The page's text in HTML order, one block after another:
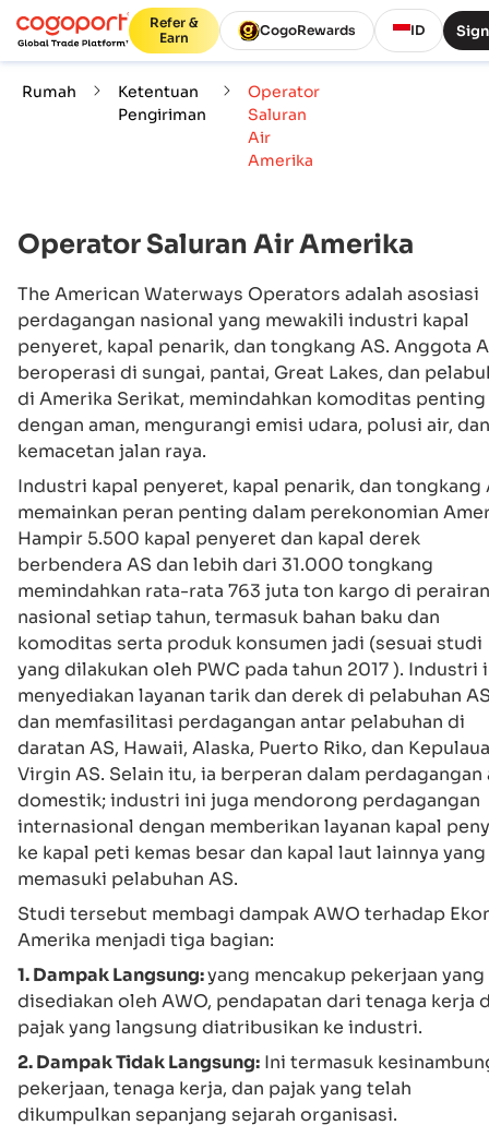
Refer &
Earn
CogoRewards ID
Rumah
Ketentuan
Pengiriman
Operator
Saluran
Air
Amerika
Operator Saluran Air Amerika
The American Waterways Operators adalah asosiasi
perdagangan nasional yang mewakili industri kapal
penyeret, kapal penarik, dan tongkang AS. Anggota
beroperasi di sungai, pantai, Great Lakes, dan
di Amerika Serikat, memindahkan komoditas penting
dengan aman, mengurangi emisi udara, polusi air, dan
kemacetan jalan raya.‍
Industri kapal penyeret, kapal penarik, dan tongkang
memainkan peran penting dalam perekonomian
Hampir 5.500 kapal penyeret dan kapal derek
berbendera AS dan lebih dari 31.000 tongkang
memindahkan rata-rata 763 juta ton kargo di perairan
nasional setiap tahun, termasuk bahan baku dan
komoditas serta produk konsumen jadi (sesuai studi
yang dilakukan oleh PWC pada tahun 2017 ). Industri
menyediakan layanan tarik dan derek di pelabuhan
dan memfasilitasi perdagangan antar pelabuhan di
daratan AS, Hawaii, Alaska, Puerto Riko, dan
Virgin AS. Selain itu, ia berperan dalam perdagangan
domestik; industri ini juga mendorong perdagangan
internasional dengan memberikan layanan kapal
ke kapal peti kemas besar dan kapal laut lainnya yang
memasuki pelabuhan AS.‍
Studi tersebut membagi dampak AWO terhadap
Amerika menjadi tiga bagian:
1. Dampak Langsung:yang mencakup pekerjaan yang
disediakan oleh AWO, pendapatan dari tenaga kerja
pajak yang langsung diatribusikan ke industri.
2. Dampak Tidak Langsung: Ini termasuk
pekerjaan, tenaga kerja, dan pajak yang telah
dikumpulkan sepanjang sejarah organisasi.